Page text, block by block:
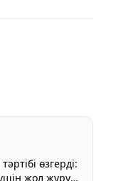
өзгерді:
жол жүру